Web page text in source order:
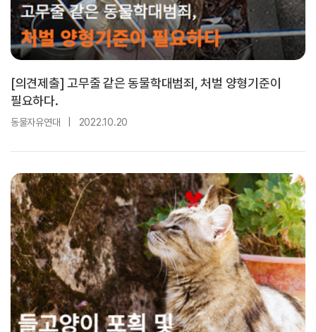
[의견제출] 고무줄 같은 동물학대범죄, 처벌 양형기준이
필요하다.
동물자유연대 2022.10.20